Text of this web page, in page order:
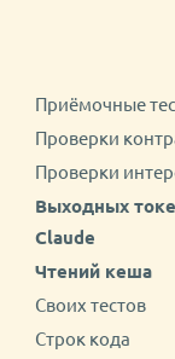
Приёмочные
Проверки
Проверки
Выходных
Claude
Чтений кеша
Своих тестов
Строк кода